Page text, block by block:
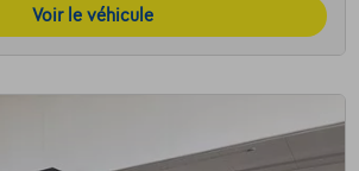
Voir le véhicule